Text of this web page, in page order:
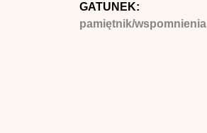
GATUNEK:
pamiętnik/wspomnienia